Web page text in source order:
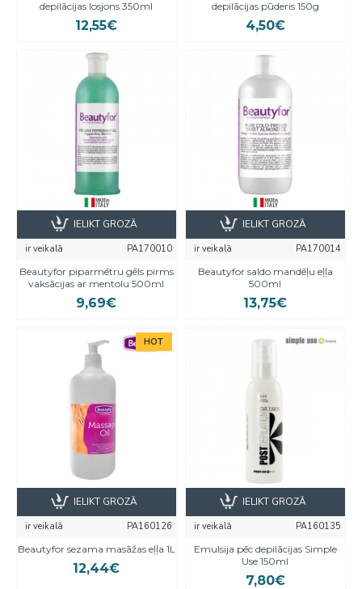
depilācijas losjons 350ml
12,55€
depilācijas pūderis 150g
4,50€
ir veikalā
PA170010
Beautyfor piparmētru gēls pirms
vaksācijas ar mentolu 500ml
9,69€
IELIKT GROZĀ
ir veikalā
PA170014
Beautyfor saldo mandēļu eļļa
500ml
13,75€
IELIKT GROZĀ
HOT
ir veikalā
PA160126
Beautyfor sezama masāžas eļļa 1L
12,44€
IELIKT GROZĀ
ir veikalā
PA160135
Emulsija pēc depilācijas Simple
Use 150ml
7,80€
IELIKT GROZĀ